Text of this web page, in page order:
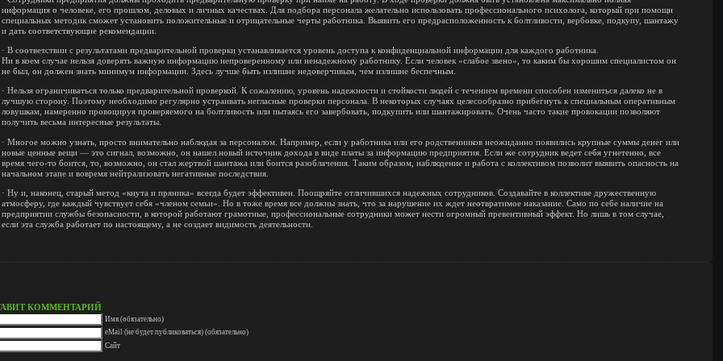
информация о человеке, его прошлом, деловых и личных качествах. Для подбора персонала желательно использовать профессионального психолога, который при помощи
специальных методик сможет установить положительные и отрицательные черты работника. Выявить его предрасположенность к болтливости, вербовке, подкупу, шантажу
и дать соответствующие рекомендации.
· В соответствии с результатами предварительной проверки устанавливается уровень доступа к конфиденциальной информации для каждого работника.
Ни в коем случае нельзя доверять важную информацию непроверенному или ненадежному работнику. Если человек «слабое звено», то каким бы хорошим специалистом он
не был, он должен знать минимум информации. Здесь лучше быть излишне недоверчивым, чем излишне беспечным.
· Нельзя ограничиваться только предварительной проверкой. К сожалению, уровень надежности и стойкости людей с течением времени способен измениться далеко не в
лучшую сторону. Поэтому необходимо регулярно устраивать негласные проверки персонала. В некоторых случаях целесообразно прибегнуть к специальным оперативным
ловушкам, намеренно провоцируя проверяемого на болтливость или пытаясь его завербовать, подкупить или шантажировать. Очень часто такие провокации позволяют
получить весьма интересные результаты.
· Многое можно узнать, просто внимательно наблюдая за персоналом. Например, если у работника или его родственников неожиданно появились крупные суммы денег или
новые ценные вещи — это сигнал, возможно, он нашел новый источник дохода в виде платы за информацию предприятия. Если же сотрудник ведет себя угнетенно, все
время чего-то боится, то, возможно, он стал жертвой шантажа или боится разоблачения. Таким образом, наблюдение и работа с коллективом позволит выявить опасность на
начальном этапе и вовремя нейтрализовать негативные последствия.
· Ну и, наконец, старый метод «кнута и пряника» всегда будет эффективен. Поощряйте отличившихся надежных сотрудников. Создавайте в коллективе дружественную
атмосферу, где каждый чувствует себя «членом семьи». Но в тоже время все должны знать, что за нарушение их ждет неотвратимое наказание. Само по себе наличие на
предприятии службы безопасности, в которой работают грамотные, профессиональные сотрудники может нести огромный превентивный эффект. Но лишь в том случае,
если эта служба работает по настоящему, а не создает видимость деятельности.
КОММЕНТАРИЙ
Имя (обязательно)
eMail (не будет публиковаться) (обязательно)
Сайт